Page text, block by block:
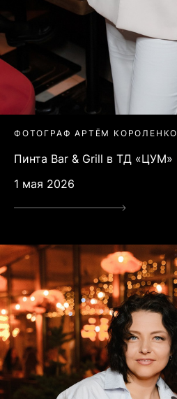
ФОТОГРАФ АРТЁМ КОРОЛЕНКО
Пинта Bar & Grill в ТД «ЦУМ»
1 мая 2026